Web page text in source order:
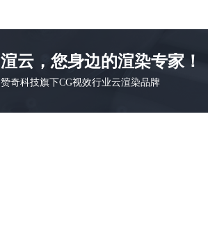
渲云，您身边的渲染专家！
赞奇科技旗下CG视效行业云渲染品牌